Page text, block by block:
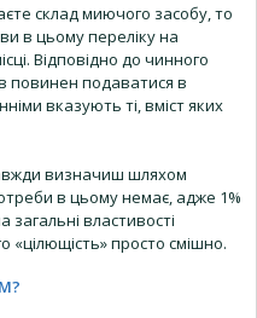
склад миючого засобу, то
в цьому переліку на
Відповідно до чинного
повинен подаватися в
вказують ті, вміст яких
визначиш шляхом
в цьому немає, адже 1%
властивості
«цілющість» просто смішно.